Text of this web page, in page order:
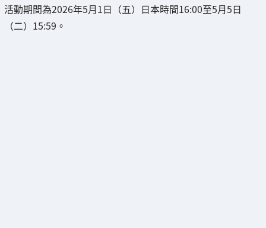
活動期間為2026年5月1日（五）日本時間16:00至5月5日
（二）15:59。